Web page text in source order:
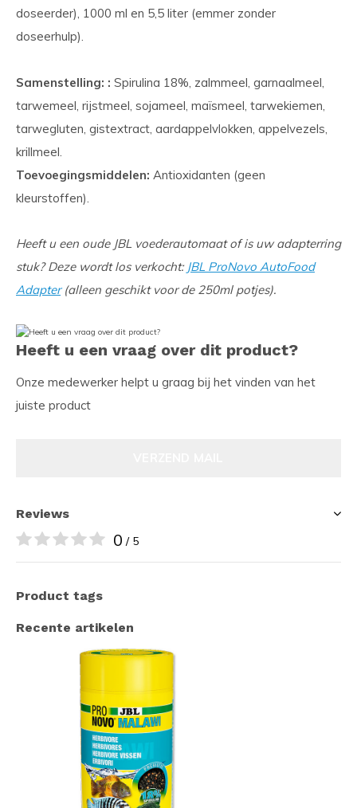
doseerder), 1000 ml en 5,5 liter (emmer zonder
doseerhulp).
Samenstelling: : Spirulina 18%, zalmmeel, garnaalmeel,
tarwemeel, rijstmeel, sojameel, maïsmeel, tarwekiemen,
tarwegluten, gistextract, aardappelvlokken, appelvezels,
krillmeel.
Toevoegingsmiddelen: Antioxidanten (geen
kleurstoffen).
Heeft u een oude JBL voederautomaat of is uw adapterring
stuk? Deze wordt los verkocht: JBL ProNovo AutoFood
Adapter(alleen geschikt voor de 250ml potjes).
Heeft u een vraag over dit product?
Onze medewerker helpt u graag bij het vinden van het
juiste product
Reviews
0 / 5
Product tags
Recente artikelen